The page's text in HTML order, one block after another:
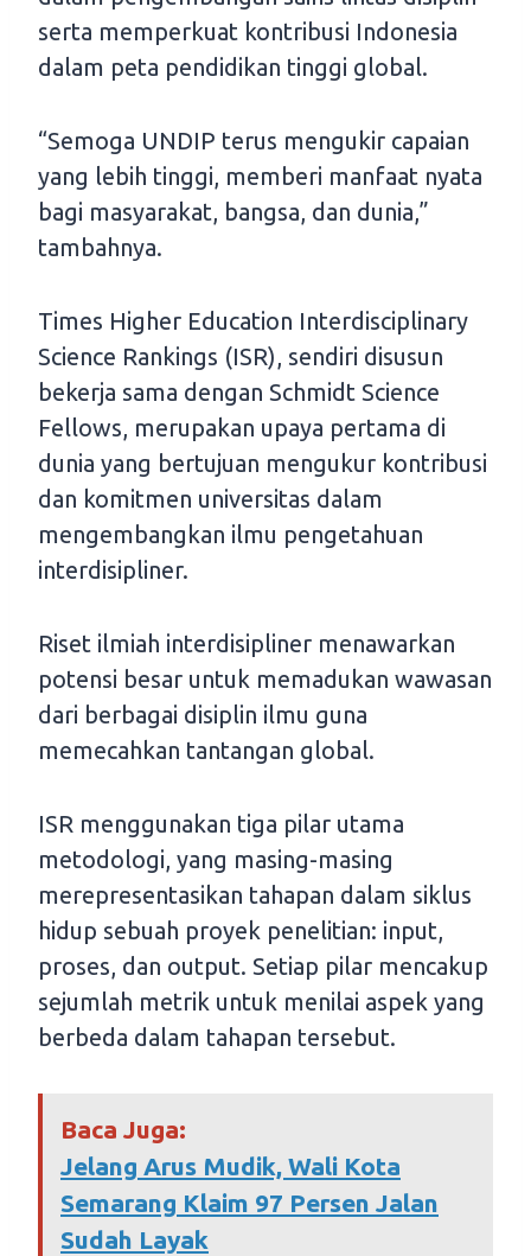
serta memperkuat kontribusi Indonesia
dalam peta pendidikan tinggi global.
“Semoga UNDIP terus mengukir capaian
yang lebih tinggi, memberi manfaat nyata
bagi masyarakat, bangsa, dan dunia,”
tambahnya.
Times Higher Education Interdisciplinary
Science Rankings (ISR), sendiri disusun
bekerja sama dengan Schmidt Science
Fellows, merupakan upaya pertama di
dunia yang bertujuan mengukur kontribusi
dan komitmen universitas dalam
mengembangkan ilmu pengetahuan
interdisipliner.
Riset ilmiah interdisipliner menawarkan
potensi besar untuk memadukan wawasan
dari berbagai disiplin ilmu guna
memecahkan tantangan global.
ISR menggunakan tiga pilar utama
metodologi, yang masing-masing
merepresentasikan tahapan dalam siklus
hidup sebuah proyek penelitian: input,
proses, dan output. Setiap pilar mencakup
sejumlah metrik untuk menilai aspek yang
berbeda dalam tahapan tersebut.
Baca Juga:
Jelang Arus Mudik, Wali Kota
Semarang Klaim 97 Persen Jalan
Sudah Layak